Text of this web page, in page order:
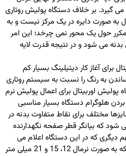
می گیرد. بر خلاف دستگاه پولیش روتاری
به صورت دایره در یک مرکز نیست و به
حول یک محور نمی چرخد؛ این امر
می شود و در نتیجه قدرت لایه
برای آغاز کار دیتیلینگ بسیار کم
به رنگ را نسبت به سیستم روتاری
اوربیتال برای اعمال پولیش نرم
هلوگرام دستگاه بسیار مناسبی
مختلف برای نقاط متفاوت بدنه در
و 17 انجام می شود که بیانگر قطر صفحه نگهدارنده
دیگری که در این دستگاه اعلام می
شود، قطر نهایی دوران است که به صورت نرمال 12، 15 و 21 میلی متر